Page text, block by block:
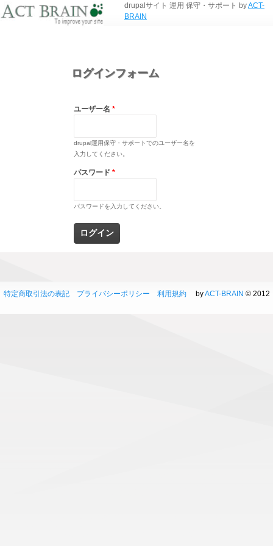
drupalサイト 運用 保守・サポート byACT-
BRAIN
ログインフォーム
ユーザー名 *
drupal運用保守・サポートでのユーザー名を
入力してください。
パスワード *
パスワードを入力してください。
特定商取引法の表記 プライバシーポリシー 利用規約byACT-BRAIN © 2012